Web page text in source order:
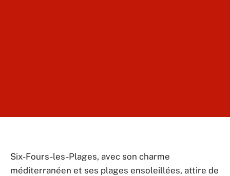
Six-Fours-les-Plages, avec son charme
méditerranéen et ses plages ensoleillées, attire de